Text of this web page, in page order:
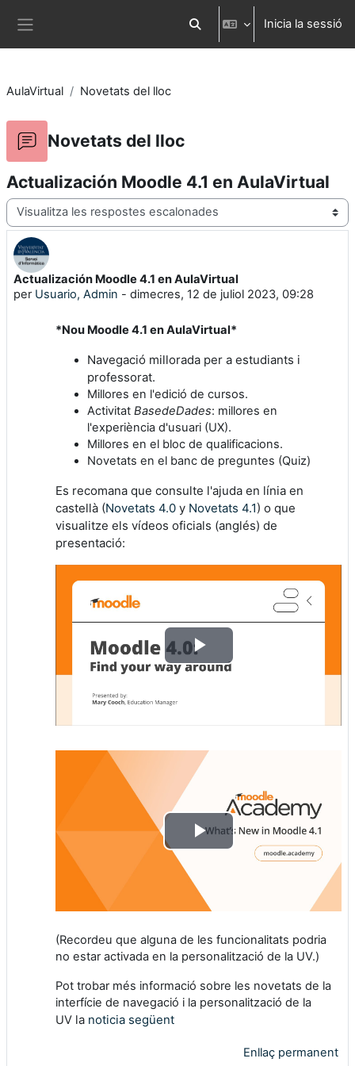
Commuta l'entrada de la cerca
Inicia la sessió
AulaVirtual Novetats del lloc
Novetats del lloc
Actualización Moodle 4.1 en AulaVirtual
Mode de visualització
Actualización Moodle 4.1 en AulaVirtual
per Usuario, Admin - dimecres, 12 de juliol 2023, 09:28
Nombre de respostes: 0
*Nou Moodle 4.1 en AulaVirtual*
Navegació millorada per a estudiants i
professorat.
Millores en l'edició de cursos.
Activitat BasedeDades: millores en
l'experiència d'usuari (UX).
Millores en el bloc de qualificacions.
Novetats en el banc de preguntes (Quiz)
Es recomana que consulte l'ajuda en línia en
castellà (Novetats 4.0 y Novetats 4.1) o que
visualitze els vídeos oficials (anglés) de
presentació:
Reproduir
Reproduir
vídeo
(Recordeu que alguna de les funcionalitats podria
no estar activada en la personalització de la UV.)
Pot trobar més informació sobre les novetats de la
interfície de navegació i la personalització de la
UV la noticia següent
Enllaç permanent